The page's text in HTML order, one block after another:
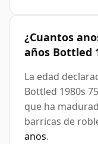
¿Cuantos
años Bottled
La edad
Bottled 1980s
que ha
barricas de
anos.